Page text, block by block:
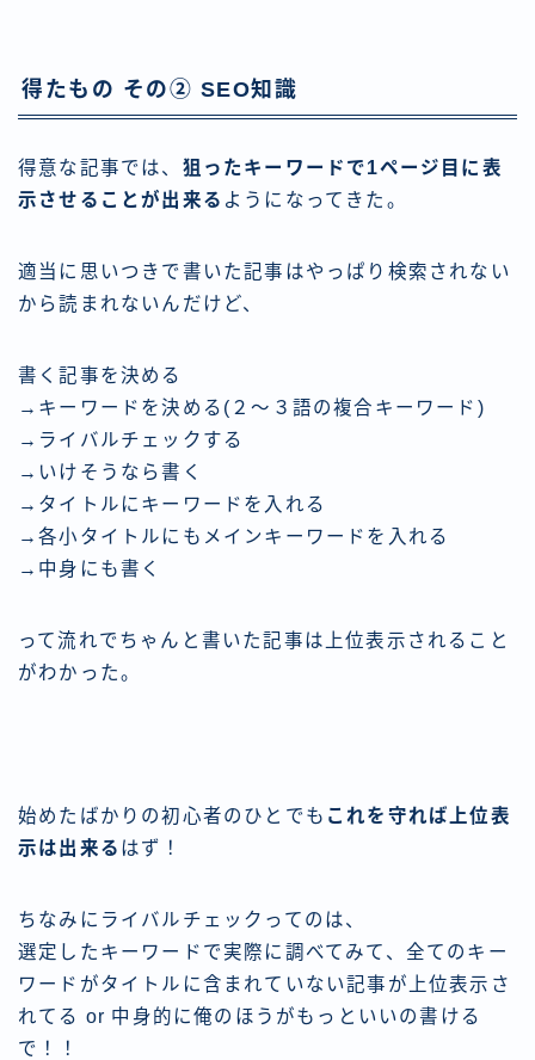
得たもの その② SEO知識
得意な記事では、 狙ったキーワードで1ページ目に表
示させることが出来る ようになってきた。
適当に思いつきで書いた記事はやっぱり検索されない
から読まれないんだけど、
書く記事を決める
→キーワードを決める(２～３語の複合キーワード)
→ライバルチェックする
→いけそうなら書く
→タイトルにキーワードを入れる
→各小タイトルにもメインキーワードを入れる
→中身にも書く
って流れでちゃんと書いた記事は上位表示されること
がわかった。
始めたばかりの初心者のひとでも これを守れば上位表
示は出来る はず！
ちなみにライバルチェックってのは、
選定したキーワードで実際に調べてみて、全てのキー
ワードがタイトルに含まれていない記事が上位表示さ
れてる or 中身的に俺のほうがもっといいの書ける
で！！